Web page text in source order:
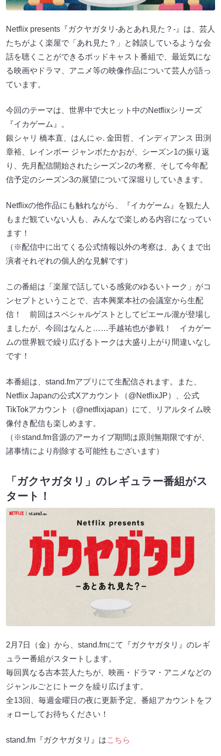
Netflix presents『ガクヤガタリ-あとあれ見た？-』は、芸人
たちがよく楽屋で「あれ見た？」と雑談しているような会
話を聴くことができるポッドキャスト番組で、最近気にな
る映画やドラマ、アニメ等の映像作品について芸人が語っ
ています。
今回のテーマは、世界中で大ヒット中のNetflixシリーズ
『イカゲーム』。
銀シャリ 橋本直、はんにゃ. 金田哲、インディアンス 田渕
章裕、レインボー ジャンボたかおが、シーズン1の振り返
り、先月配信開始されたシーズン2の考察、そして今年配
信予定のシーズン3の展望について深堀りしていきます。
Netflixの他作品にも触れながら、『イカゲーム』を観た人
もまだ観ていない人も、みんなで楽しめる内容になってい
ます！
（※配信中に出てくる公式情報以外の考察は、あくまで出
演者それぞれの個人的な見解です）
この番組は「楽屋で話している感覚のゆるいトーク」がコ
ンセプトということで、吉本興業本社の会議室から生配
信！ 前回はスペシャルゲストとしてピエール瀧が登場し
ましたが、今回はなんと……手越祐也が参戦！ イカゲー
ムの世界観で繰り広げるトークは大盛り上がり間違いなし
です！
本番組は、stand.fmアプリにて生配信されます。また、
Netflix Japanの公式Xアカウント（@NetflixJP）、公式
TikTokアカウント（@netflixjapan）にて、リアルタイム映
像付き配信も楽しめます。
（※stand.fm音源のアーカイブ期間は原則無期限ですが、
諸事情により削除する可能性もございます）
「ガクヤガタリ」のレギュラー番組がス
タート！
2月7日（金）から、stand.fmにて『ガクヤガタリ』のレギ
ュラー番組がスタートします。
毎回異なる吉本芸人たちが、映画・ドラマ・アニメなどの
ジャンルごとにトークを繰り広げます。
全13回、毎週金曜日の夜に更新予定。番組アカウントをフ
ォローしてお待ちください！
stand.fm『ガクヤガタリ』はこちら